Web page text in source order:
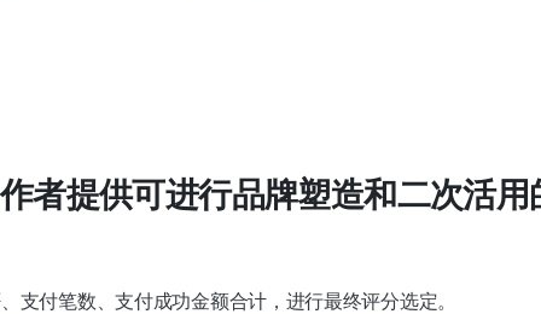
者提供可进行品牌塑造和二次活用
支付笔数、支付成功金额合计，进行最终评分选定。